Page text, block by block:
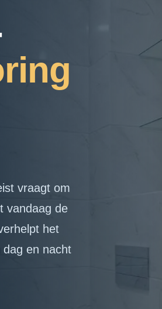
vraagt om
vandaag de
het
en nacht